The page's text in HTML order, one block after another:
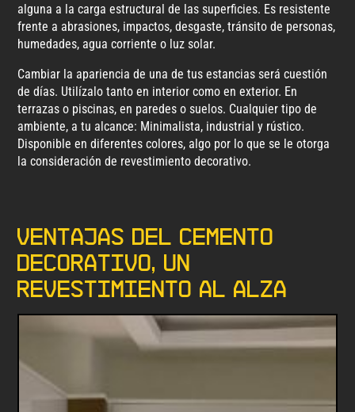
alguna a la carga estructural de las superficies. Es resistente
frente a abrasiones, impactos, desgaste, tránsito de personas,
humedades, agua corriente o luz solar.
Cambiar la apariencia de una de tus estancias será cuestión
de días. Utilízalo tanto en interior como en exterior. En
terrazas o piscinas, en paredes o suelos. Cualquier tipo de
ambiente, a tu alcance: Minimalista, industrial y rústico.
Disponible en diferentes colores, algo por lo que se le otorga
la consideración de revestimiento decorativo.
Ventajas del cemento
decorativo, un
revestimiento al alza